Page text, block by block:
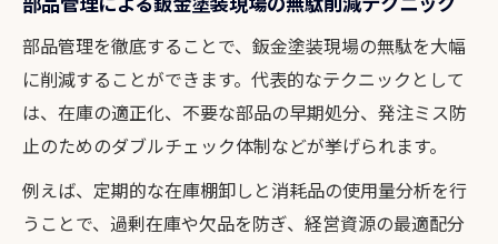
部品管理を徹底することで、鈑金塗装現場の無駄を大幅
に削減することができます。代表的なテクニックとして
は、在庫の適正化、不要な部品の早期処分、発注ミス防
止のためのダブルチェック体制などが挙げられます。
例えば、定期的な在庫棚卸しと消耗品の使用量分析を行
うことで、過剰在庫や欠品を防ぎ、経営資源の最適配分